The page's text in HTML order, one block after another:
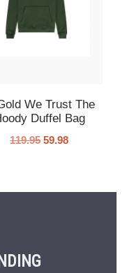
We Trust The
Duffel Bag
119.95 59.98